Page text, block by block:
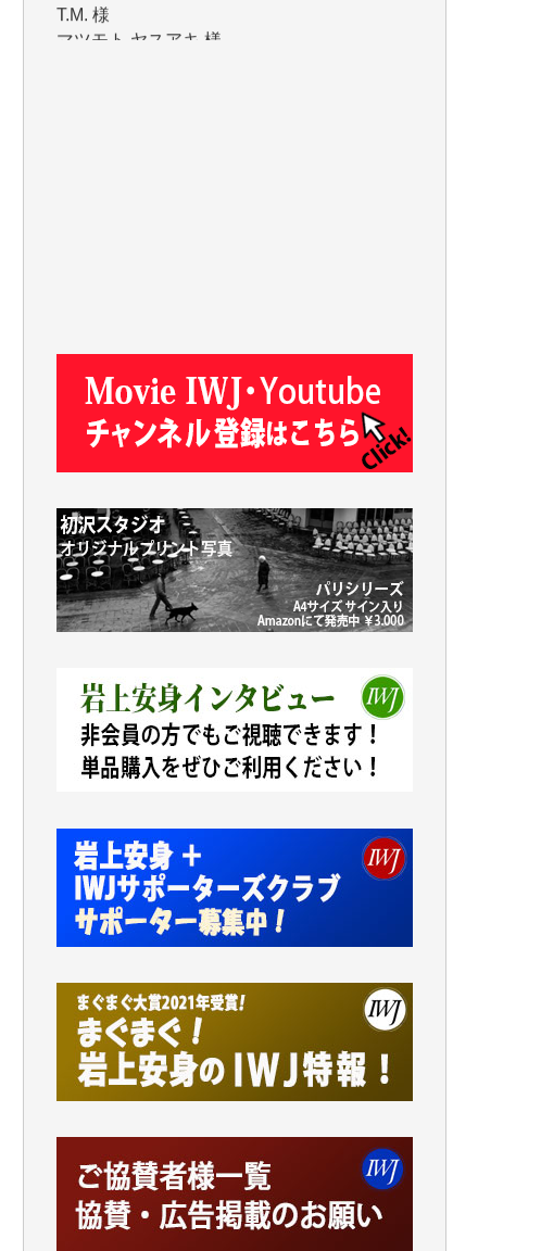
マシオン 恵美香 様
岩井 祐子 様
ASAKO TAKAESU 様
マシオン恵美香 様
平野智生 様
山本賢二 様
徳山匡 様
金 盛起 様
塩川 晃平 様
松本益美 様
井出 隆太 様
藤田英之 様
藤岡比左志 様
井出 隆太 様
小池説夫 様
諸般の事情によりIWJ会費払えず今は非会員
です。市民側に立つ講演会にIWJのカメラマ
ンをよく拝見しております。コンテンツが失
われるのはあまりにもったいない。少しでも
お役立てください。（H.O.様）
今日、僅かですがカンパしました。（T.M.
様）
今日、僅かですがカンパしました。IWJの危
かねてよりIWJが発してきた膨大な取材記事
や解説記事、そして各界の方々とのインタビ
ューは大袈裟ではなく、極めて重要な知的財